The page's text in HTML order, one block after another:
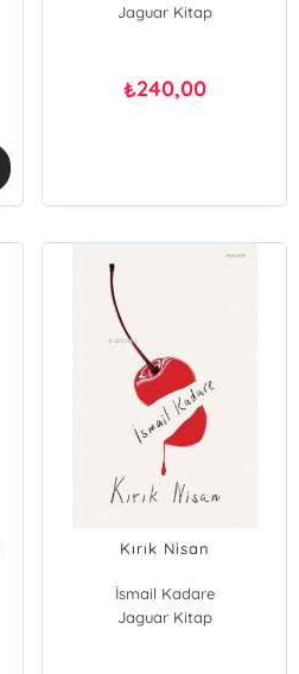
Jaguar Kitap
₺240,00
Kırık Nisan
İsmail Kadare
Jaguar Kitap